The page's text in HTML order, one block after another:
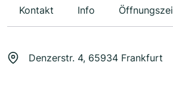
Kontakt Info
Denzerstr. 4, 65934 Frankfurt